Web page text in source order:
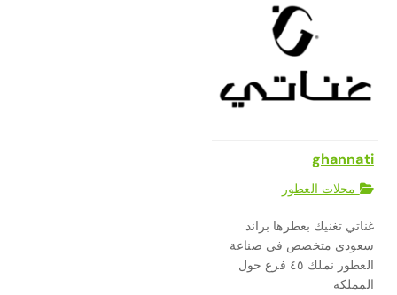
ghannati
محلات العطور
غناتي تغنيك بعطرها براند
سعودي متخصص في صناعة
العطور نملك ٤٥ فرع حول
المملكة